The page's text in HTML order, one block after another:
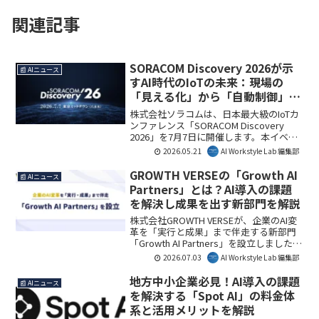
関連記事
📰 AIニュース
SORACOM Discovery 2026が示
すAI時代のIoTの未来：現場の
「見える化」から「自動制御」へ
の変革を読み解く
株式会社ソラコムは、日本最大級のIoTカ
ンファレンス「SORACOM Discovery
2026」を7月7日に開催します。本イベン
トでは、AIとIoTの融合による現場の「見
える化」から「自動制御」への進化に焦
点を当て、幅広い業界の実践事例が紹介
されます。ビジネスや開発現場でAI・IoT
活用を検討する方にとって、最新動向と
具体的な導入ヒントを得る貴重な機会と
なるでしょう。AI Workstyle Lab編集部と
しても、この変革の最前線に注目してい
ます。
2026.05.21 AI Workstyle Lab 編集部
📰 AIニュース
GROWTH VERSEの「Growth AI
Partners」とは？AI導入の課題
を解決し成果を出す新部門を解説
株式会社GROWTH VERSEが、企業のAI変
革を「実行と成果」まで伴走する新部門
「Growth AI Partners」を設立しました。
AI導入の課題を解決し、売上向上やコス
ト削減に直結する支援を提供すること
で、多くの企業にとってAI活用の新たな
道を開くでしょう。AI Workstyle Lab編集
部は、本部門が企業のAI実装を加速させ
ると注目しています。
2026.07.03 AI Workstyle Lab 編集部
📰 AIニュース
地方中小企業必見！AI導入の課題
を解決する「Spot AI」の料金体
系と活用メリットを解説